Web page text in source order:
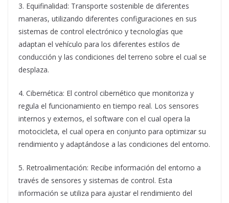
3. Equifinalidad: Transporte sostenible de diferentes
maneras, utilizando diferentes configuraciones en sus
sistemas de control electrónico y tecnologías que
adaptan el vehículo para los diferentes estilos de
conducción y las condiciones del terreno sobre el cual se
desplaza.
4. Cibernética: El control cibernético que monitoriza y
regula el funcionamiento en tiempo real. Los sensores
internos y externos, el software con el cual opera la
motocicleta, el cual opera en conjunto para optimizar su
rendimiento y adaptándose a las condiciones del entorno.
5. Retroalimentación: Recibe información del entorno a
través de sensores y sistemas de control. Esta
información se utiliza para ajustar el rendimiento del